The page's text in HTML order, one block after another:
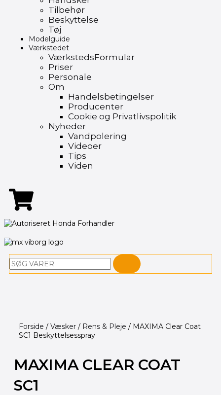
Tilbehør
Beskyttelse
Tøj
Modelguide
Værkstedet
VærkstedsFormular
Priser
Personale
Om
Handelsbetingelser
Producenter
Cookie og Privatlivspolitik
Nyheder
Vandpolering
Videoer
Tips
Viden
Søg
Forside / Væsker / Rens & Pleje / MAXIMA Clear Coat
SC1 Beskyttelsesspray
MAXIMA CLEAR COAT
SC1